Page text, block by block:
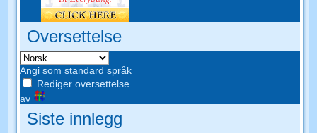
Oversettelse
Angi som standard språk
Rediger oversettelse
av
Siste innlegg